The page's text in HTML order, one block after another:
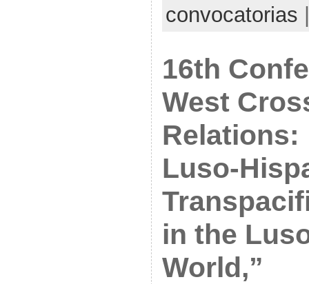
convocatorias
16th
West
Relations:
Luso-
in the
World,”